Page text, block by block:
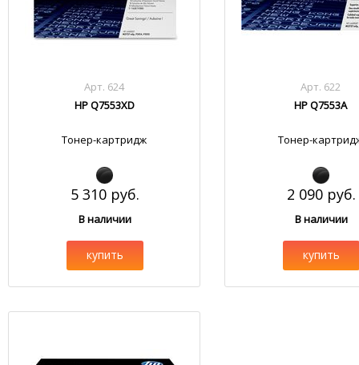
Арт. 624
HP Q7553XD
Тонер-картридж
5 310 руб.
В наличии
купить
Арт. 622
HP Q7553A
Тонер-
2 090 руб.
В наличии
купить